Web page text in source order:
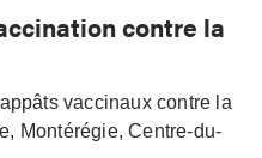
contre la
vaccinaux contre la
Montérégie, Centre-du-